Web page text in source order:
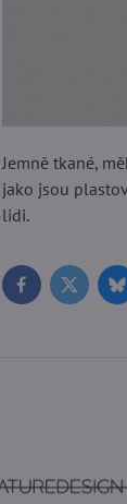
Jemně tkané,
jako jsou
lidi.
FacebookTwitter